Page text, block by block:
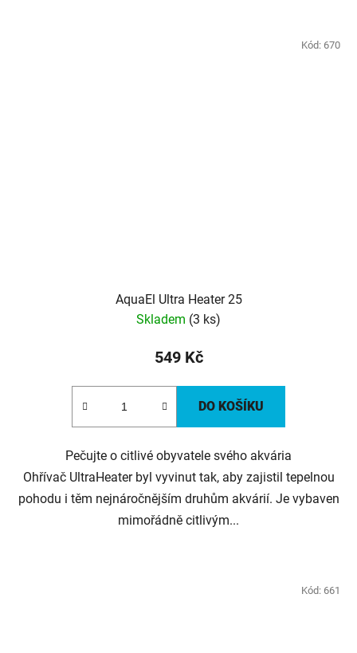
AquaEl Ultra Heater 25
Skladem (3 ks)
549 Kč
DO KOŠÍKU
Pečujte o citlivé obyvatele svého akvária
Ohřívač UltraHeater byl vyvinut tak, aby zajistil tepelnou
pohodu i těm nejnáročnějším druhům akvárií. Je vybaven
mimořádně citlivým...
Kód: 670
Kód: 661